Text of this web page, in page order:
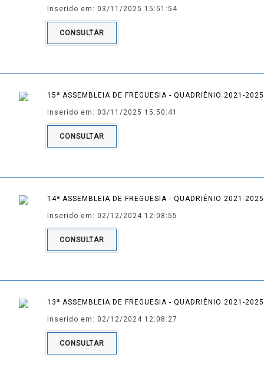
Inserido em: 03/11/2025 15:51:54
CONSULTAR
15ª ASSEMBLEIA DE FREGUESIA - QUADRIÉNIO 2021-2025
Inserido em: 03/11/2025 15:50:41
CONSULTAR
14ª ASSEMBLEIA DE FREGUESIA - QUADRIÉNIO 2021-2025
Inserido em: 02/12/2024 12:08:55
CONSULTAR
13ª ASSEMBLEIA DE FREGUESIA - QUADRIÉNIO 2021-2025
Inserido em: 02/12/2024 12:08:27
CONSULTAR